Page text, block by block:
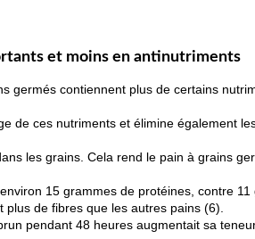
et moins en antinutriments
germés contiennent plus de certains
de ces nutriments et élimine également
les grains. Cela rend le pain à grains
15 grammes de protéines, contre
de fibres que les autres pains (6).
pendant 48 heures augmentait sa